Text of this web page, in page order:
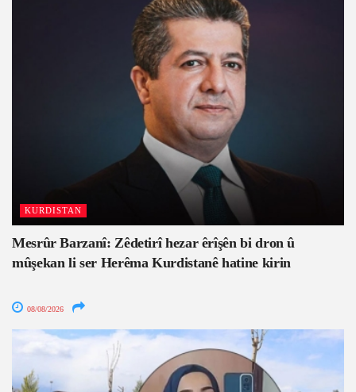
KURDISTAN
Mesrûr Barzanî: Zêdetirî hezar êrîşên bi dron û
mûşekan li ser Herêma Kurdistanê hatine kirin
08/08/2026